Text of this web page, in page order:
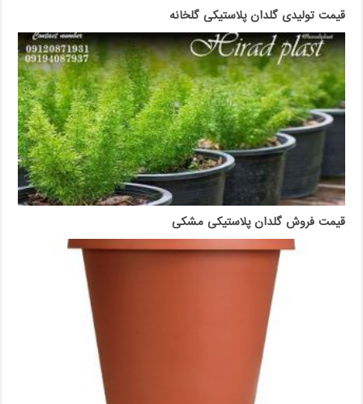
قیمت تولیدی گلدان پلاستیکی گلخانه
قیمت فروش گلدان پلاستیکی مشکی